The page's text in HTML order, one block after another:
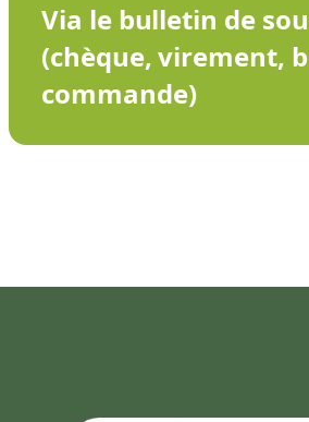
Via le bulletin de
(chèque, virement,
commande)